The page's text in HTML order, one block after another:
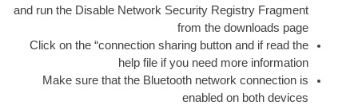
and run the Dis­able Net­work Secur­ity
from the
Click on the “con­nec­tion shar­ing but­ton
help file if you need more
Make sure that the Bluetooth net­work
enabled on